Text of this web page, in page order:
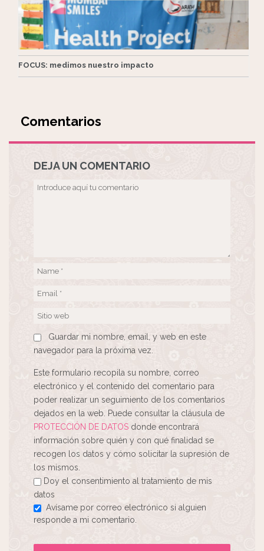
FOCUS: medimos nuestro impacto
Comentarios
DEJA UN COMENTARIO
Guardar mi nombre, email, y web en este
navegador para la próxima vez.
Este formulario recopila su nombre, correo
electrónico y el contenido del comentario para
poder realizar un seguimiento de los comentarios
dejados en la web. Puede consultar la cláusula de
PROTECCIÓN DE DATOS donde encontrará
información sobre quién y con qué finalidad se
recogen los datos y cómo solicitar la supresión de
los mismos.
Doy el consentimiento al tratamiento de mis
datos
Avísame por correo electrónico si alguien
responde a mi comentario.